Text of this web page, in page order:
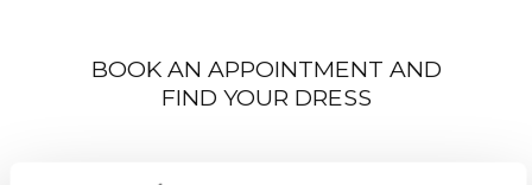
BOOK AN APPOINTMENT AND
FIND YOUR DRESS